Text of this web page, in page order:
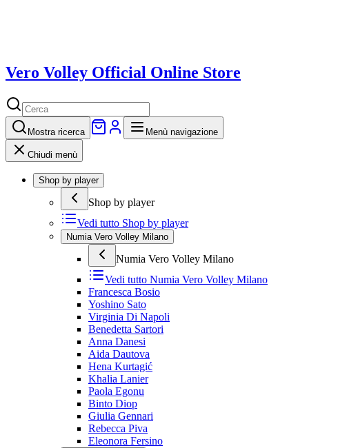
Vero Volley Official Online Store
Mostra ricerca Menù navigazione
Chiudi menù
Shop by player
Shop by player
Vedi tutto Shop by player
Numia Vero Volley Milano
Numia Vero Volley Milano
Vedi tutto Numia Vero Volley Milano
Francesca Bosio
Yoshino Sato
Virginia Di Napoli
Benedetta Sartori
Anna Danesi
Aida Dautova
Hena Kurtagić
Khalia Lanier
Paola Egonu
Binto Diop
Giulia Gennari
Rebecca Piva
Eleonora Fersino